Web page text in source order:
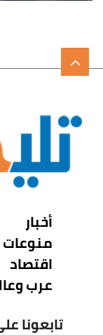
أخبار
منوعات
اقتصاد
عرب
تابعونا